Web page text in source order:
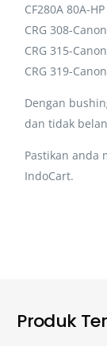
CF280A 80A-
CRG 308-
CRG 315-
CRG 319-
Dengan
dan tidak
Pastikan anda
IndoCart.
Produk